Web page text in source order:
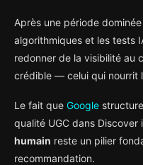
Après une période
algorithmiques et les tests
redonner de la visibilité au
crédible — celui qui nourrit
Le fait que Google
qualité UGC dans Discover
humain reste un pilier
recommandation.